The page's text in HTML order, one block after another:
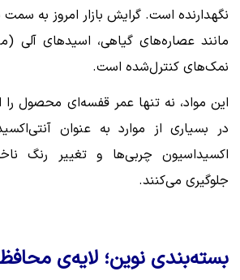
نگهدارنده است. گرایش بازار امروز به
مانند عصاره‌های گیاهی، اسیدهای آلی
نمک‌های کنترل‌شده است.
این مواد، نه تنها عمر قفسه‌ای محصول را
در بسیاری از موارد به عنوان
اکسیداسیون چربی‌ها و تغییر رنگ
جلوگیری می‌کنند.
بسته‌بندی نوین؛ لایه‌ی